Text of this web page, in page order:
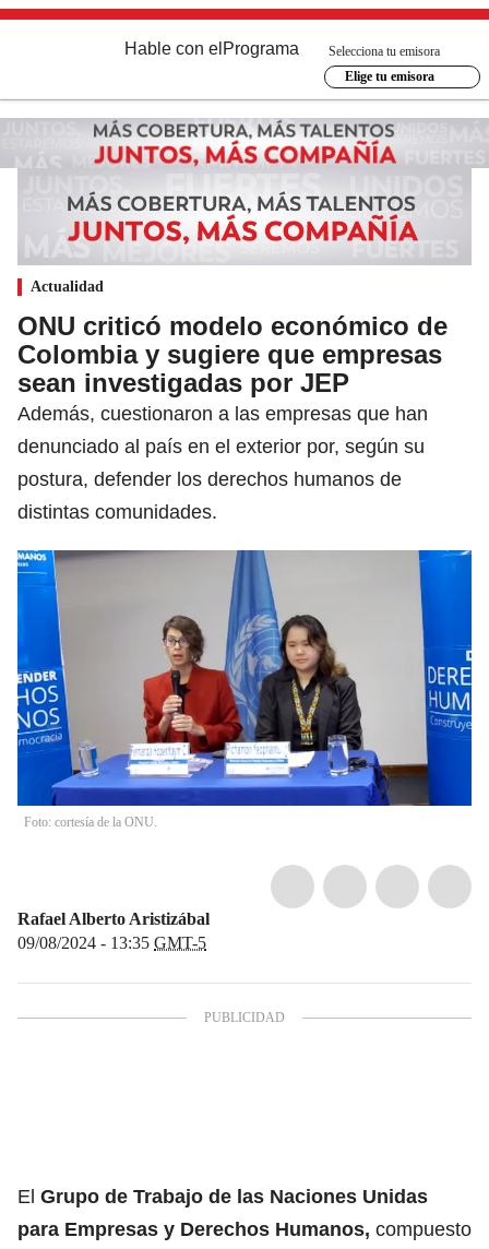
Hable con el Programa
Selecciona tu emisora
Elige tu emisora
Actualidad
ONU criticó modelo económico de
Colombia y sugiere que empresas
sean investigadas por JEP
Además, cuestionaron a las empresas que han
denunciado al país en el exterior por, según su
postura, defender los derechos humanos de
distintas comunidades.
Foto: cortesía de la ONU.
Rafael Alberto Aristizábal
09/08/2024 - 13:35 GMT-5
El Grupo de Trabajo de las Naciones Unidas
para Empresas y Derechos Humanos, compuesto